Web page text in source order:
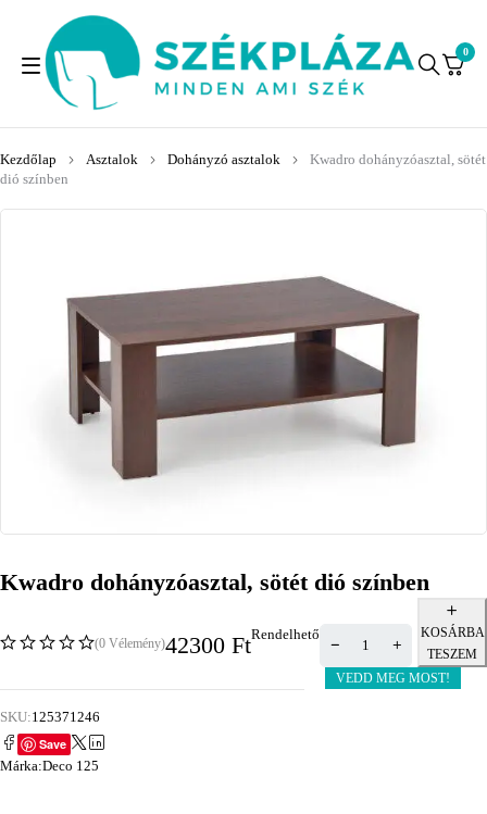
0
Kezdőlap Asztalok Dohányzó asztalok
Kwadro dohányzóasztal, sötét
dió színben
Kwadro dohányzóasztal, sötét dió színben
(0 Vélemény)42300 FtRendelhető
KOSÁRBA
TESZEM
VEDD MEG MOST!
SKU:125371246
Save
Márka:Deco 125